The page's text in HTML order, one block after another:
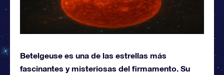
Betelgeuse es una de las estrellas más
fascinantes y misteriosas del firmamento. Su